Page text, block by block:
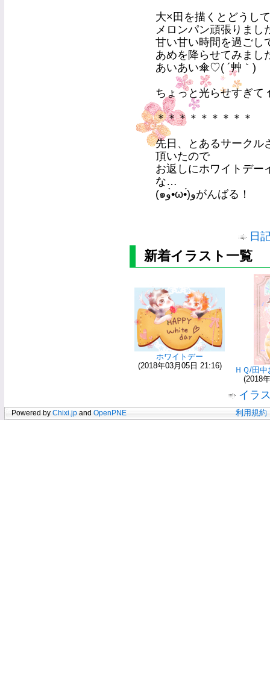
大×田を描くとどうし
メロンパン頑張りまし
甘い甘い時間を過ごし
あめを降らせてみまし
あいあい傘♡( ´艸｀)
ちょっと光らせすぎ
＊＊＊＊＊＊＊＊＊
先日、とあるサークル
頂いたので
お返しにホワイトデー
な…
(๑و•̀ω•́)وがんばる！
日
新着イラスト一覧
ホワイトデー
(2018年03月05日 21:16)
ＨＱ/田
(2018
イラ
Powered by Chixi.jp and OpenPNE 利用規約